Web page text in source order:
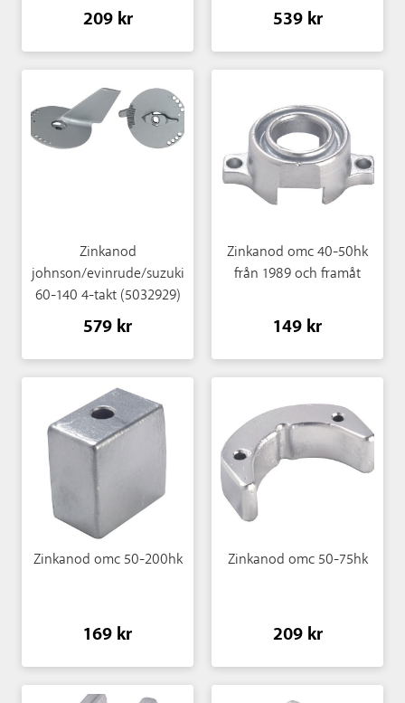
209 kr 539 kr
Zinkanod
johnson/evinrude/suzuki
60-140 4-takt (5032929)
579 kr
Zinkanod omc 40-50hk
från 1989 och framåt
149 kr
Zinkanod omc 50-200hk
169 kr
Zinkanod omc 50-75hk
209 kr